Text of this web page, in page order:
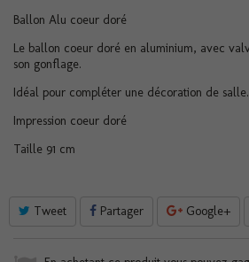
Ballon Alu coeur doré
Le ballon coeur doré en aluminium, avec
son gonflage.
Idéal pour compléter une décoration de salle.
Impression coeur doré
Taille 91 cm
Tweet Partager Google+